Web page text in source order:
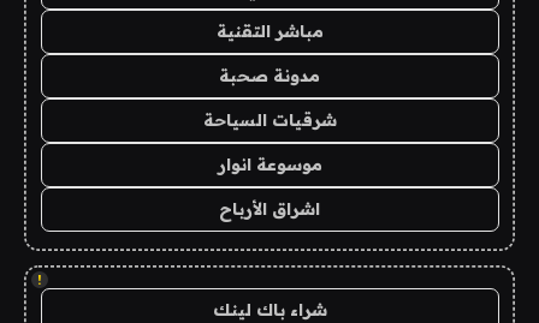
مباشر التقنية
مدونة صحبة
شرقيات السياحة
موسوعة انوار
اشراق الأرباح
!
شراء باك لينك